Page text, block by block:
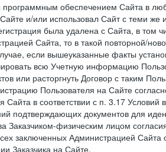
программным обеспечением Сайта в
и/или использовал Сайт с теми
была удалена с Сайта, в том
Сайта, то в такой повторной/
если вышеуказанные факты
всю Учетную информацию
или расторгнуть Договор с таким
Пользователя на Сайте
в соответствии с п. 3.17 Условий
подтверждающих документов для
Заказчиком-физическим лицом
заключенных Администрацией
Заказчика на Сайте.